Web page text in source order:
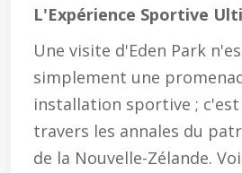
L'Expérience Sportive
Une visite d'Eden Park
simplement une
installation sportive ; c'est
travers les annales du
de la Nouvelle-Zélande.